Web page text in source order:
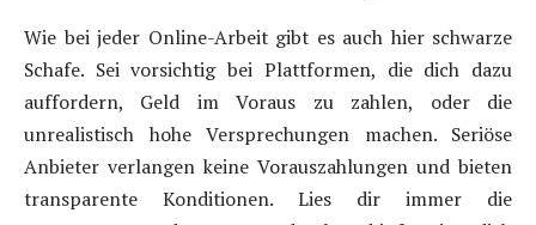
Wie bei jeder Online-Arbeit gibt es auch hier schwarze
Schafe. Sei vorsichtig bei Plattformen, die dich dazu
auffordern, Geld im Voraus zu zahlen, oder die
unrealistisch hohe Versprechungen machen. Seriöse
Anbieter verlangen keine Vorauszahlungen und bieten
transparente Konditionen. Lies dir immer die